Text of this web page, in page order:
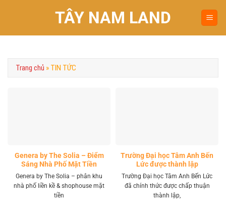
TÂY NAM LAND
Trang chủ » TIN TỨC
Genera by The Solia – Điểm
Sáng Nhà Phố Mặt Tiền
Vành Đai 4 Khu Tây
Genera by The Solia – phân khu
nhà phố liền kề & shophouse mặt
tiền
Trường Đại học Tâm Anh Bến
Lức được thành lập
Trường Đại học Tâm Anh Bến Lức
đã chính thức được chấp thuận
thành lập,